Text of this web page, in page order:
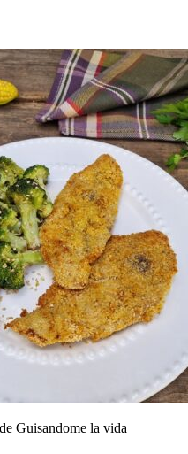
Guisandome la vida